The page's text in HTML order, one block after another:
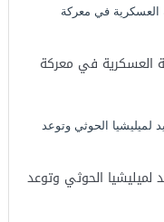
العسكرية في معركة
الحوثي وتوعد